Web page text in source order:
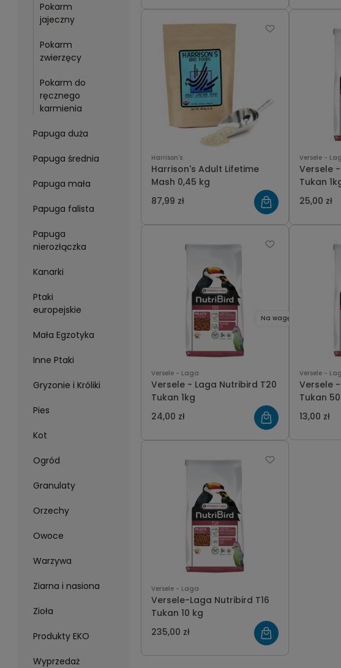
Pokarm
jajeczny
Pokarm
zwierzęcy
Pokarm do
ręcznego
karmienia
Papuga duża
Papuga średnia
Papuga mała
Papuga falista
Papuga
nierozłączka
Kanarki
Ptaki
europejskie
Mała Egzotyka
Inne Ptaki
Gryzonie i Króliki
Pies
Kot
Ogród
Granulaty
Orzechy
Owoce
Warzywa
Ziarna i nasiona
Zioła
Produkty EKO
Wyprzedaż
Harrison's
Harrison's Adult Lifetime
Mash 0,45 kg
87,99 zł
Versele -
Versele
Tukan
25,00 zł
Versele - Laga
Versele - Laga Nutribird T20
Tukan 1kg
24,00 zł
Na wagę
Versele -
Versele
Tukan
13,00 zł
Versele - Laga
Versele-Laga Nutribird T16
Tukan 10 kg
235,00 zł